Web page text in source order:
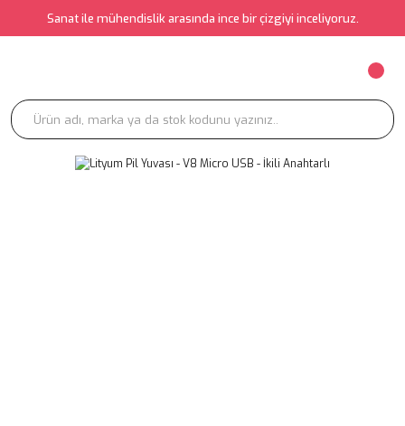
Sanat ile mühendislik arasında ince bir çizgiyi inceliyoruz.